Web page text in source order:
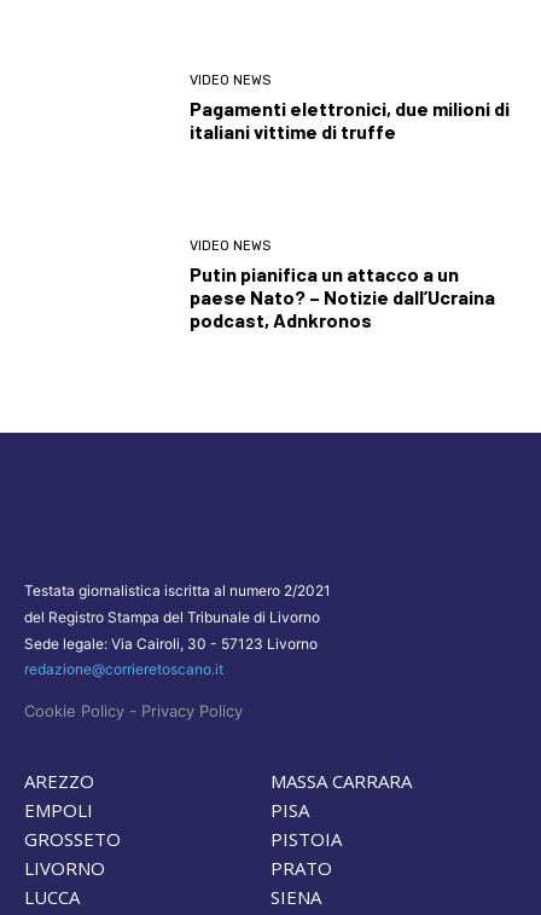
VIDEO NEWS
Pagamenti elettronici, due milioni di
italiani vittime di truffe
VIDEO NEWS
Putin pianifica un attacco a un
paese Nato? – Notizie dall’Ucraina
podcast, Adnkronos
Testata giornalistica iscritta al numero 2/2021
del Registro Stampa del Tribunale di Livorno
Sede legale: Via Cairoli, 30 - 57123 Livorno
redazione@corrieretoscano.it
Cookie Policy - Privacy Policy
AREZZO
EMPOLI
GROSSETO
LIVORNO
LUCCA
MASSA CARRARA
PISA
PISTOIA
PRATO
SIENA